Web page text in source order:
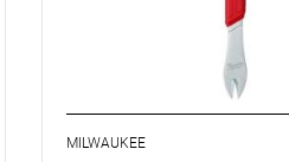
MILWAUKEE